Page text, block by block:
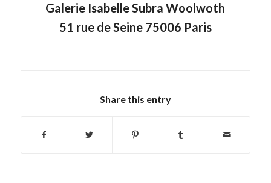
Galerie Isabelle Subra Woolwoth
51 rue de Seine 75006 Paris
Share this entry